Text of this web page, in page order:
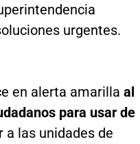
urgentes.
en alerta amarilla al
para usar de
a las unidades de